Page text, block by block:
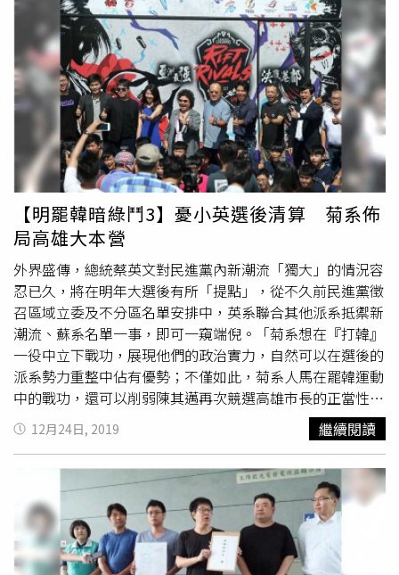
行看似不滿韓國瑜轉戰總統，骨子裡卻是去年高雄市長戰火
延伸。」阿文分析說，高雄市長一戰民進黨敗北，外界多將
檢討歸究於陳菊執政不力，「菊系鐵三角」許、史、尹為了
扳回一城，企圖透過罷韓動員大秀肌肉，宣示在總統大選中
建立戰功，也為奪回未來市長寶座預作操兵。立委劉世芳參
加WeCare的罷韓遊行，之前更曾製造機會讓尹立介入公民
割草行動的組織活動。本刊調查，「公民割草行動」前身是
去年在網路建立粉絲團的「罷韓連線」，草創之初成員只有
四、五人，後來人數暴增，至今粉絲已逾二十四萬人，但政
治論述和組織能力較弱。WeCare雖然有強力支援後盾，不
過政治色彩較濃，許多人並不願意沾染，目前成員約十四萬
人。今年六月，公民割草在台北舉行記者會，宣告將啟動罷
免高雄市長行動，會後立刻就收到了民進黨立委劉世芳的邀
請，前往她的高雄服務處拜訪，沒想到過程中尹立突然現
身，「公民割草原本預計十月才要啟動提交第一階段提議
書，但WeCare在與我們碰面會談之後，就立刻自行宣布自
六月二十七開始收取罷免提議書，並且宣告啟動『罷韓三
十』計畫。」阿文不恥地的說，WeCare分明擺了我們一
道，製造公民割草被接收、背書，「割稻尾」意圖相當明
顯。本刊透過Line詢問尹立及
對此事的回應，但至截
稿為止，兩人都已謮未回。
【明罷韓暗綠鬥3】憂小英選後清算 菊系佈
局高雄大本營
外界盛傳，總統蔡英文對民進黨內新潮流「獨大」的情況容
忍已久，將在明年大選後有所「提點」，從不久前民進黨徵
召區域立委及不分區名單安排中，英系聯合其他派系抵禦新
潮流、蘇系名單一事，即可一窺端倪。「菊系想在『打韓』
一役中立下戰功，展現他們的政治實力，自然可以在選後的
派系勢力重整中佔有優勢；不僅如此，菊系人馬在罷韓運動
中的戰功，還可以削弱陳其邁再次競選高雄市長的正當性，
增加自己推出人選的正當性，可能的人選包括陳菊的外甥、
立委李昆澤，甚至新系的屏東縣長潘孟安也在考慮之列」。
菊系旗下的WeCare組織，由前高雄市府鐵三角掌控，其中
前代理市長許立明曾任行政院新聞局長室秘書、中華電信公
司董事長特助、高雄市政府新聞處處長等職務，認識陳菊20
年，曾出任陳菊勞委會主委任內的辦公室主任，陳菊在
2018年4月升任總統府秘書長後，由許接任代理市長。前代
理市長許立明認識陳菊20年，陳菊在2018年4月升任總統府
12月24日, 2019 繼續閱讀